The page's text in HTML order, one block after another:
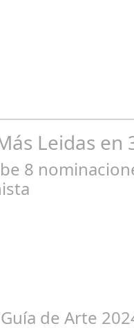
Leidas en
8
de Arte